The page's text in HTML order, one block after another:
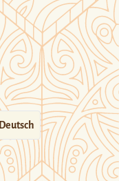
Deutsch